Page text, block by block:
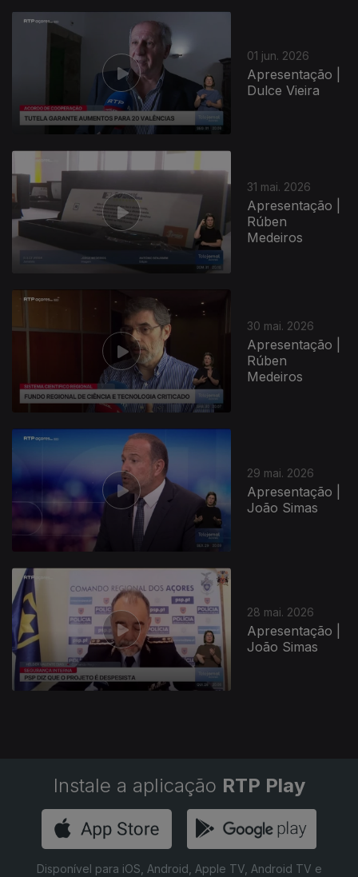
01 jun. 2026
Apresentação |
Dulce Vieira
31 mai. 2026
Apresentação |
Rúben
Medeiros
30 mai. 2026
Apresentação |
Rúben
Medeiros
29 mai. 2026
Apresentação |
João Simas
28 mai. 2026
Apresentação |
João Simas
932547
Instale a aplicação RTP Play
Disponível para iOS, Android, Apple TV, Android TV e